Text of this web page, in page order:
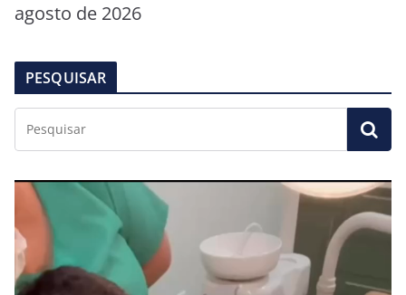
agosto de 2026
PESQUISAR